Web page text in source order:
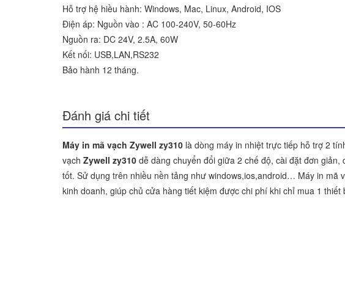
Hỗ trợ hệ hiều hành: Windows, Mac, Linux, Android, IOS
Điện áp: Nguồn vào : AC 100-240V, 50-60Hz
Nguồn ra: DC 24V, 2.5A, 60W
Kết nối: USB,LAN,RS232
Bảo hành 12 tháng.
Đánh giá chi tiết
Máy in mã vạch Zywell zy310 là dòng máy in nhiệt trực tiếp hỗ trợ 2
vạch Zywell zy310 dễ dàng chuyển đổi giữa 2 chế độ, cài đặt đơn
tốt. Sử dụng trên nhiều nền tảng như windows,ios,android… Máy in mã
kinh doanh, giúp chủ cửa hàng tiết kiệm được chi phí khi chỉ mua 1